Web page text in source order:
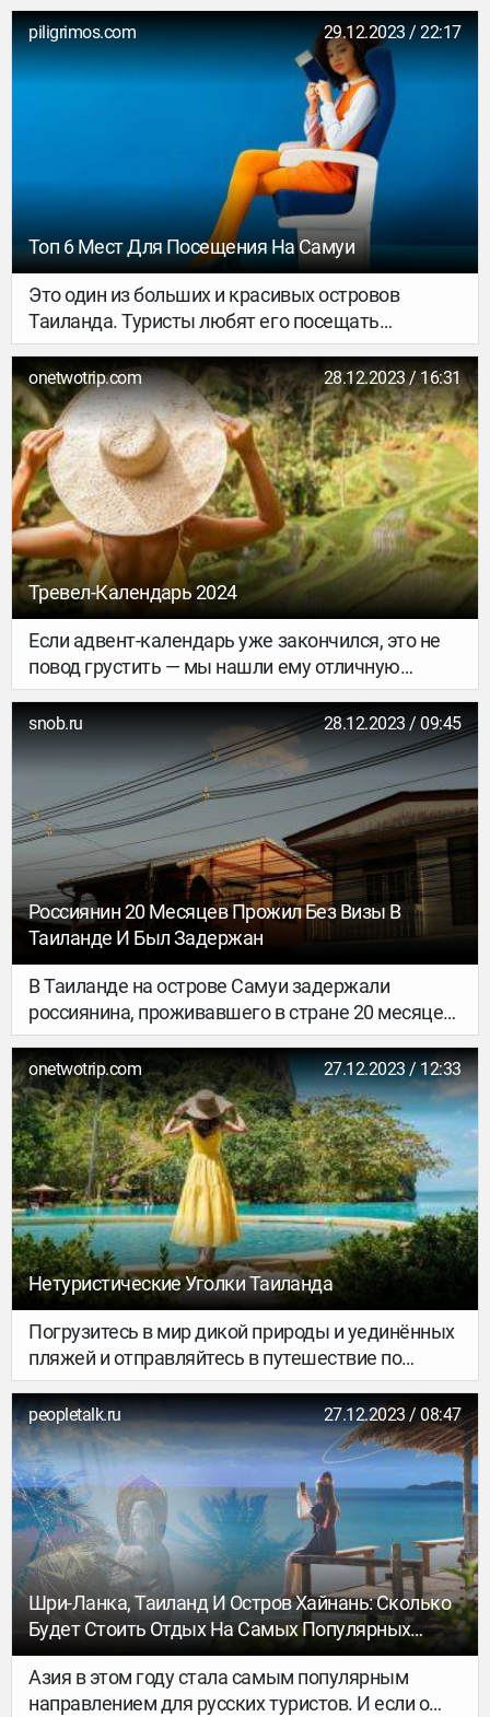
7 чудес света, появились еще в античности. К
сожалению, из-за катаклизмов многие из них не
сохранились. До наших дней “дожила” только
пирамиды Хеопса. Как выглядели остальные и
что сейчас находится на их месте?
Рассказываем в этом материале.
piligrimos.com 29.12.2023 / 22:17
Топ 6 Мест Для Посещения На Самуи
Это один из больших и красивых островов
Таиланда. Туристы любят его посещать
благодаря фантастическим пляжам,
тропическим лесам и множеству интересных
достопримечательностей. Давайте узнаем, что
же стоит посетить в первую очередь и как
вообще добраться до острова.
onetwotrip.com 28.12.2023 / 16:31
Тревел-Календарь 2024
Если адвент-календарь уже закончился, это не
повод грустить — мы нашли ему отличную
замену. Знакомьтесь: ваш тревел-календарь на
2024 год, в котором собраны 36 направлений для
новых приключений. Вдохновляйтесь,
планируйте отпуск или выходные и скорее
осуществляйте задуманное.
snob.ru 28.12.2023 / 09:45
Россиянин 20 Месяцев Прожил Без Визы В
Таиланде И Был Задержан
В Таиланде на острове Самуи задержали
россиянина, проживавшего в стране 20 месяцев
после окончания действия визы. Об этом пишет
газета Bangkok Post.
onetwotrip.com 27.12.2023 / 12:33
Нетуристические Уголки Таиланда
Погрузитесь в мир дикой природы и уединённых
пляжей и отправляйтесь в путешествие по
природным заповедникам Таиланда, где вас
встретят потрясающие ландшафты,
невероятное разнообразие флоры и фауны и
возможность насладиться спокойствием вдали
от шумных курортов. Собрали для вас
жемчужины Таиланда, которые покажут его
красоту и душу.
peopletalk.ru 27.12.2023 / 08:47
Шри-Ланка, Таиланд И Остров Хайнань: Сколько
Будет Стоить Отдых На Самых Популярных
Курортах В 2024 Году
Азия в этом году стала самым популярным
направлением для русских туристов. И если о